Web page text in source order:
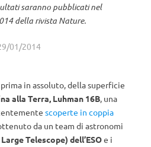
saranno pubblicati nel
della rivista Nature.
01/2014
prima in assoluto, della superficie
alla Terra, Luhman 16B, una
scoperte in coppia
da un team di astronomi
Telescope) dell’ESOe i